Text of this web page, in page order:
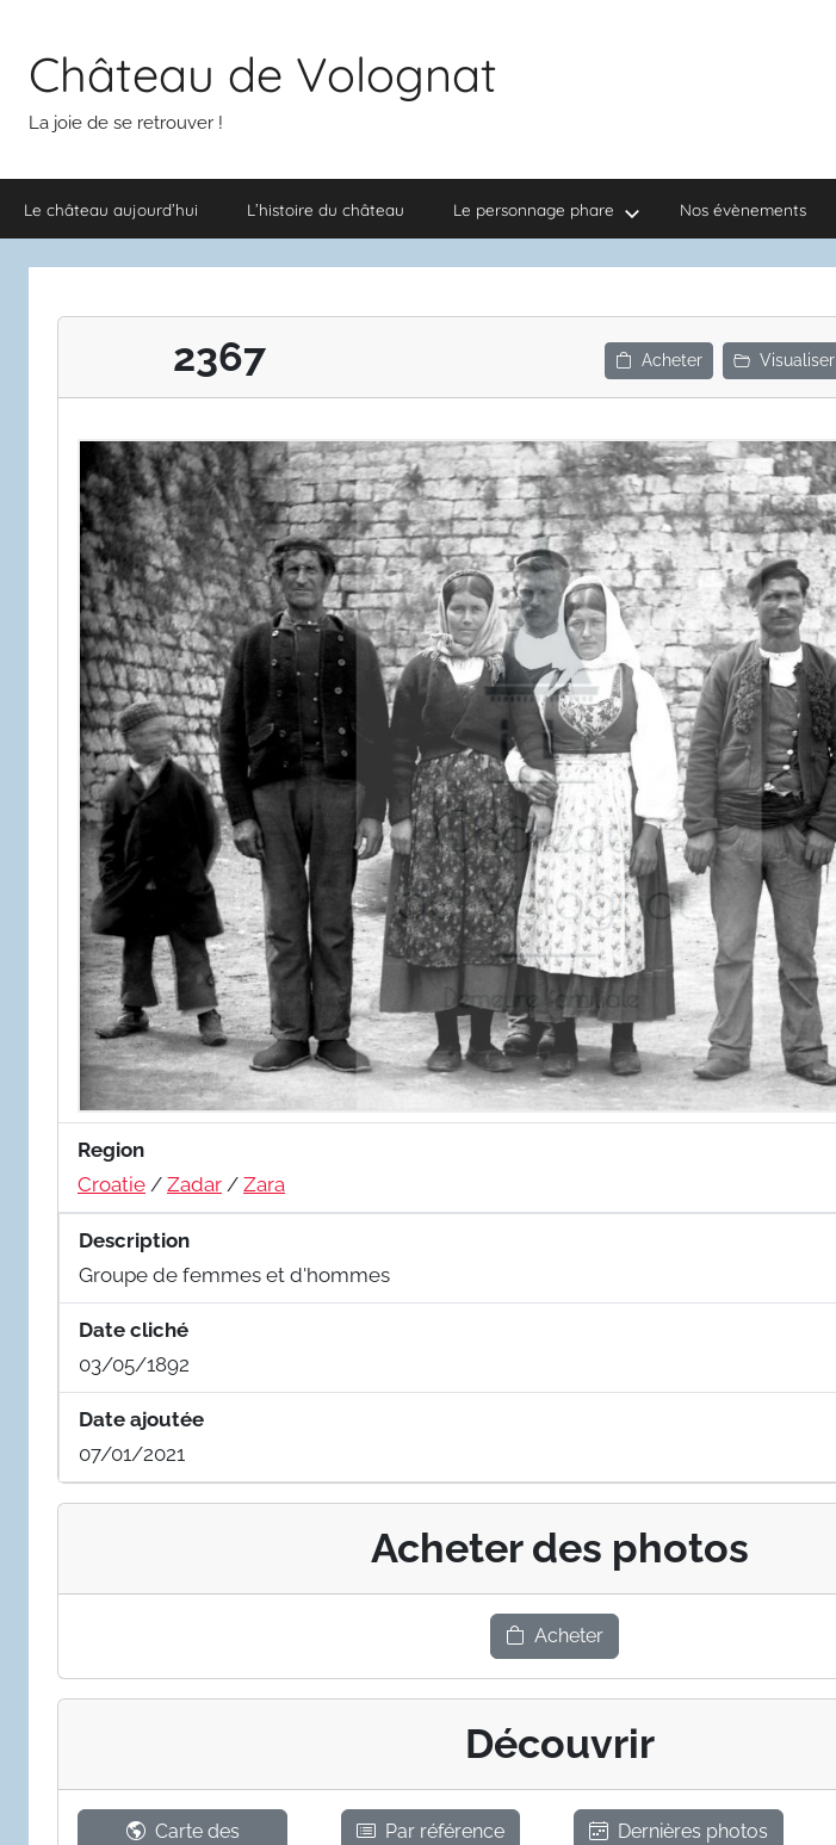
contenuChâteau de Volognat
La joie de se retrouver !
Le château aujourd’hui L’histoire du château Le personnage phare Nos évènements
2367 Acheter Visualiser
Region
Croatie / Zadar / Zara
Description
Groupe de femmes et d'hommes
Date cliché
03/05/1892
Date ajoutée
07/01/2021
Acheter des photos
Acheter
Découvrir
Carte des
Par référence Dernières photos